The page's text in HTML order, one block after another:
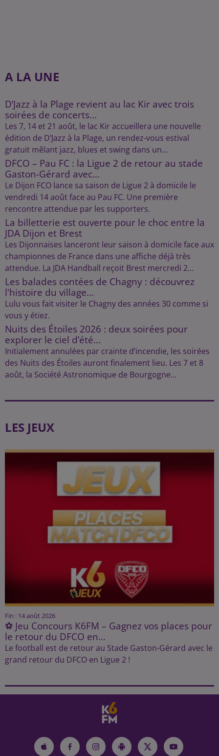
A LA UNE
D’Jazz à la Plage revient au lac Kir avec trois
soirées de concerts...
Les 7, 14 et 21 août, le lac Kir accueillera une nouvelle
édition de D’Jazz à la Plage, un rendez-vous estival
gratuit mêlant jazz, blues et swing dans un...
DFCO – Pau FC : la Ligue 2 de retour au stade
Gaston-Gérard avec...
Le Dijon FCO lance sa saison de Ligue 2 à domicile le
vendredi 14 août face au Pau FC. Une première
rencontre attendue par les supporters.
La billetterie est ouverte pour le choc entre la
JDA Dijon et Brest
Les Dijonnaises lanceront leur saison à domicile face aux
championnes de France dans une affiche déjà très
attendue. La JDA Handball reçoit Brest mercredi 2...
Les balades contées de Chagny : découvrez
l'histoire du village...
Lulu vous fait visiter le Chagny des années 30 comme si
vous y étiez.
Nuits des Étoiles 2026 : deux soirées pour
explorer le ciel d’été...
Initialement annulées par crainte d’incendie, les soirées
des Nuits des Étoiles auront finalement lieu. Les 7 et 8
août, la Société Astronomique de Bourgogne...
LES JEUX
Fin : 14 août 2026
⚽ Jeu Concours K6FM – Gagnez vos places pour
le retour du DFCO en...
Le football est de retour au Stade Gaston-Gérard avec le
grand retour du DFCO en Ligue 2 !